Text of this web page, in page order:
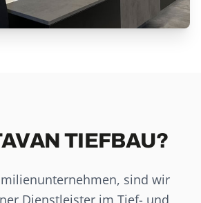
TIEFBAU?
sind wir
Dienstleister im Tief- und